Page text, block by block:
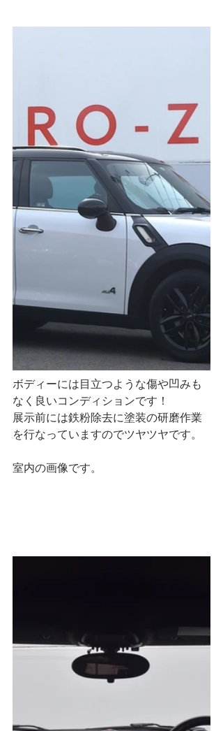
ボディーには目立つような傷や凹みも
なく良いコンディションです！
展示前には鉄粉除去に塗装の研磨作業
を行なっていますのでツヤツヤです。
室内の画像です。